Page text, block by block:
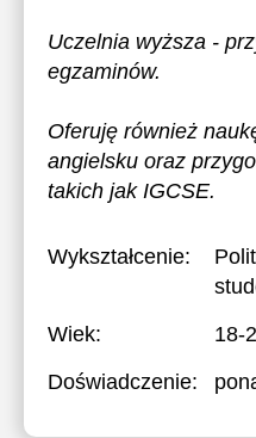
Uczelnia wyższa -
egzaminów.
Oferuję również
angielsku oraz
takich jak IGCSE.
Wykształcenie:
Wiek:
18-
Doświadczenie: